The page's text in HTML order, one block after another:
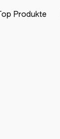
Top Produkte